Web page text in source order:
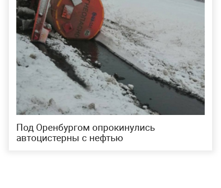
Под Оренбургом опрокинулись
автоцистерны с нефтью